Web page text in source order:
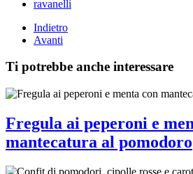
ravanelli
Indietro
Avanti
Ti potrebbe anche interessare
Fregula ai peperoni e
mantecatura al pomodoro